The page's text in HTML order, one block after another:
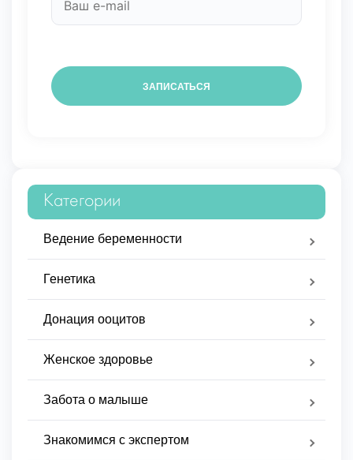
Категории
Ведение беременности
Генетика
Донация ооцитов
Женское здоровье
Забота о малыше
Знакомимся с экспертом